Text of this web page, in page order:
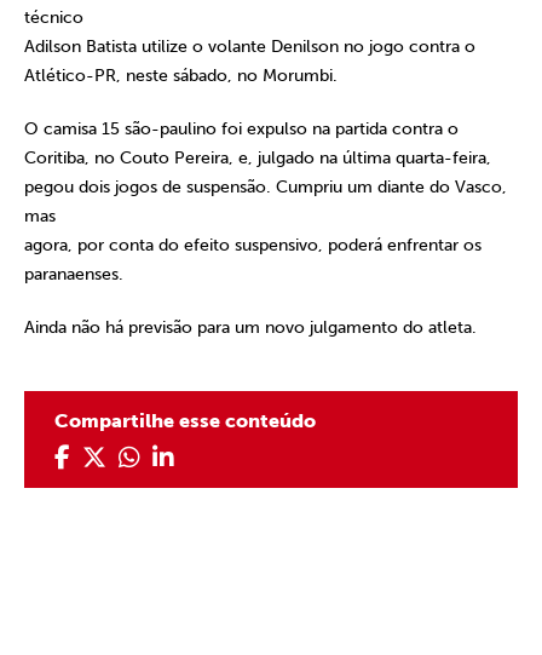
técnico
Adilson Batista utilize o volante Denilson no jogo contra o
Atlético-PR, neste sábado, no Morumbi.
O camisa 15 são-paulino foi expulso na partida contra o
Coritiba, no Couto Pereira, e, julgado na última quarta-feira,
pegou dois jogos de suspensão. Cumpriu um diante do Vasco,
mas
agora, por conta do efeito suspensivo, poderá enfrentar os
paranaenses.
Ainda não há previsão para um novo julgamento do atleta.
Compartilhe esse conteúdo